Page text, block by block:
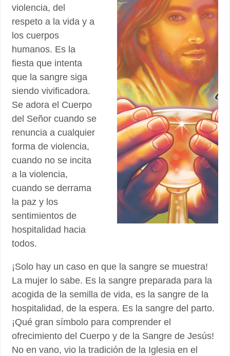
violencia, del
respeto a la vida y a
los cuerpos
humanos. Es la
fiesta que intenta
que la sangre siga
siendo vivificadora.
Se adora el Cuerpo
del Señor cuando se
renuncia a cualquier
forma de violencia,
cuando no se incita
a la violencia,
cuando se derrama
la paz y los
sentimientos de
hospitalidad hacia
todos.
¡Solo hay un caso en que la sangre se muestra!
La mujer lo sabe. Es la sangre preparada para la
acogida de la semilla de vida, es la sangre de la
hospitalidad, de la espera. Es la sangre del parto.
¡Qué gran símbolo para comprender el
ofrecimiento del Cuerpo y de la Sangre de Jesús!
No en vano, vio la tradición de la Iglesia en el